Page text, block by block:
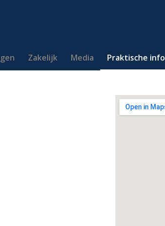
Zakelijk Media Praktische info